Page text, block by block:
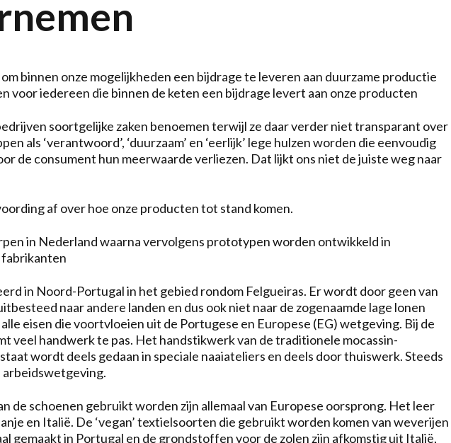
binnen onze mogelijkheden een bijdrage te leveren aan duurzame productie
voor iedereen die binnen de keten een bijdrage levert aan onze producten
soortgelijke zaken benoemen terwijl ze daar verder niet transparant over
als ‘verantwoord’, ‘duurzaam’ en ‘eerlijk’ lege hulzen worden die eenvoudig
de consument hun meerwaarde verliezen. Dat lijkt ons niet de juiste weg naar
af over hoe onze producten tot stand komen.
in Nederland waarna vervolgens prototypen worden ontwikkeld in
in Noord-Portugal in het gebied rondom Felgueiras. Er wordt door geen van
naar andere landen en dus ook niet naar de zogenaamde lage lonen
eisen die voortvloeien uit de Portugese en Europese (EG) wetgeving. Bij de
veel handwerk te pas. Het handstikwerk van de traditionele mocassin-
wordt deels gedaan in speciale naaiateliers en deels door thuiswerk. Steeds
arbeidswetgeving.
de schoenen gebruikt worden zijn allemaal van Europese oorsprong. Het leer
en Italië. De ‘vegan’ textielsoorten die gebruikt worden komen van weverijen
gemaakt in Portugal en de grondstoffen voor de zolen zijn afkomstig uit Italië,